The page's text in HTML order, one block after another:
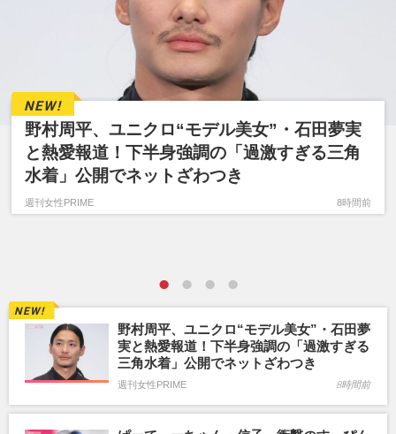
野村周平、ユニクロ“モデル美女”・石田夢実
と熱愛報道！下半身強調の「過激すぎる三角
水着」公開でネットざわつき
週刊女性PRIME 8時間前
野村周平、ユニクロ“モデル美女”・石田夢
実と熱愛報道！下半身強調の「過激すぎる
三角水着」公開でネットざわつき
週刊女性PRIME 8時間前